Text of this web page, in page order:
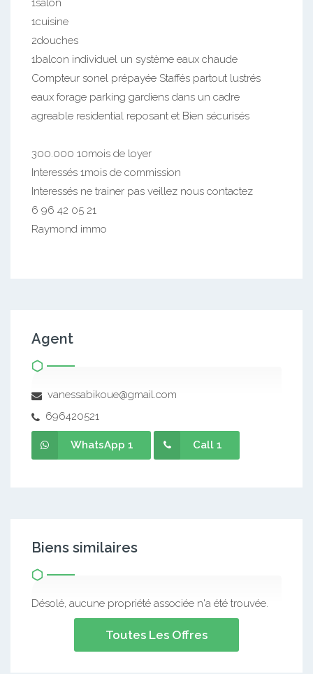
1salon
1cuisine
2douches
1balcon individuel un système eaux chaude
Compteur sonel prépayée Staffés partout lustrés
eaux forage parking gardiens dans un cadre
agreable residential reposant et Bien sécurisés
300.000 10mois de loyer
Interessés 1mois de commission
Interessés ne trainer pas veillez nous contactez
6 96 42 05 21
Raymond immo
Agent
vanessabikoue@gmail.com
696420521
WhatsApp 1 Call 1
Biens similaires
Désolé, aucune propriété associée n'a été trouvée.
Toutes Les Offres